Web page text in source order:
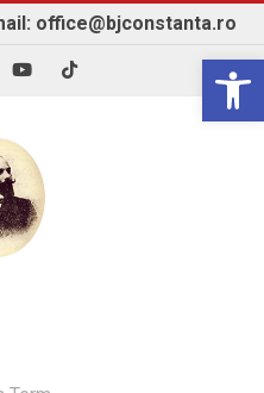
office@bjconstanta.ro